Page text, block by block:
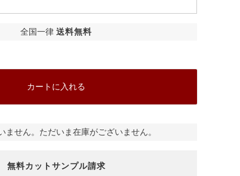
カートに入れる
ません。ただいま在庫がございません。
全国一律 送料無料